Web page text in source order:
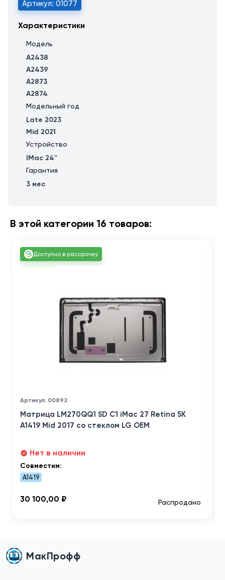
Артикул: 01077
Характеристики
Модель
A2438
A2439
A2873
A2874
Модельный год
Late 2023
Mid 2021
Устройство
IMac 24''
Гарантия
3 мес
В этой категории 16 товаров:
Доступно в рассрочку
Артикул: 00892
Матрица LM270QQ1 SD C1 iMac 27 Retina 5K
A1419 Mid 2017 со стеклом LG OEM
Нет в наличии
Совместим:
A1419
30 100,00 ₽ Распродано
МакПрофф